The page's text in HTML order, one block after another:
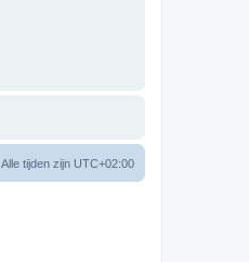
Alle tijden zijn UTC+02:00